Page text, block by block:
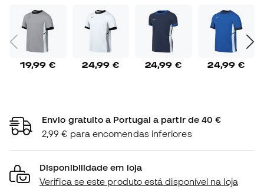
19,99 € 24,99 € 24,99 € 24,99 €
Envio gratuito a Portugal a partir de 40 €
2,99 € para encomendas inferiores
Disponibilidade em loja
Verifica se este produto está disponível na loja